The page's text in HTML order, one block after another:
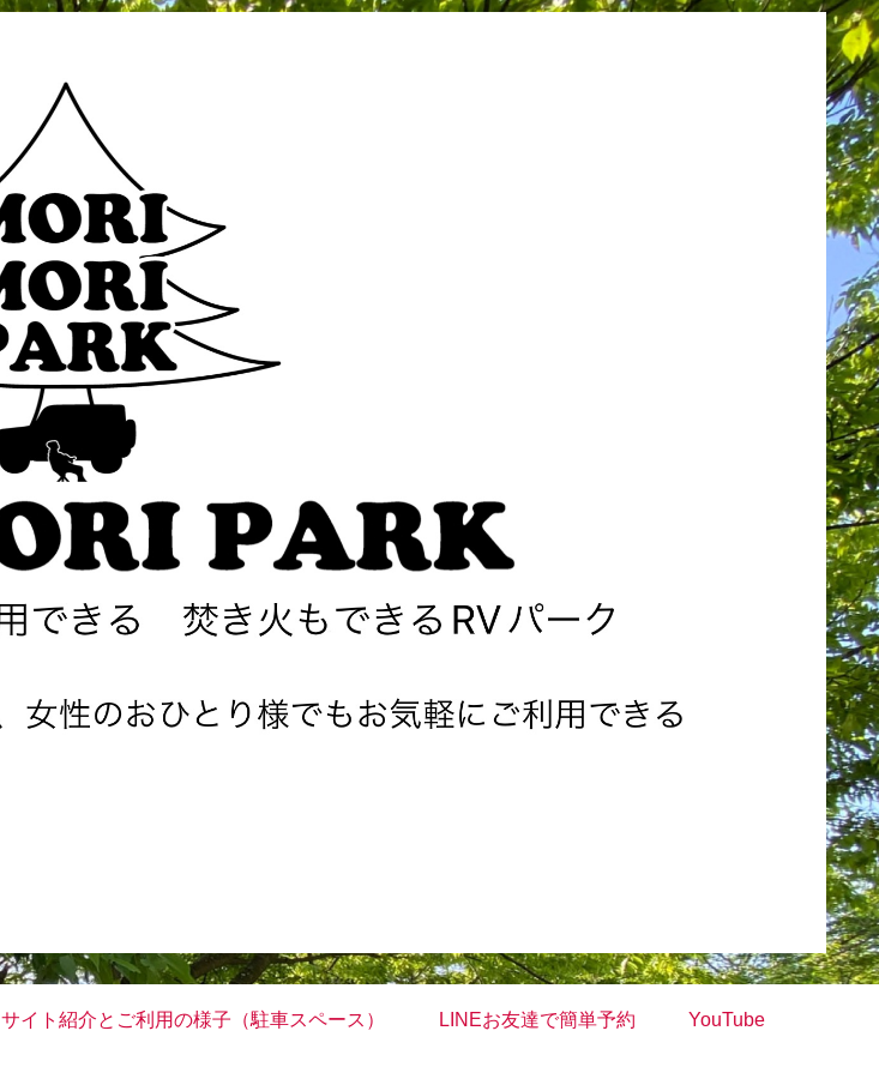
サイト紹介とご利用の様子（駐車スペース） LINEお友達で簡単予約 YouTube